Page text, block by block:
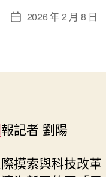
文
日
2026 年 2 月 8 日
報記者 劉陽
摸索與科技改革